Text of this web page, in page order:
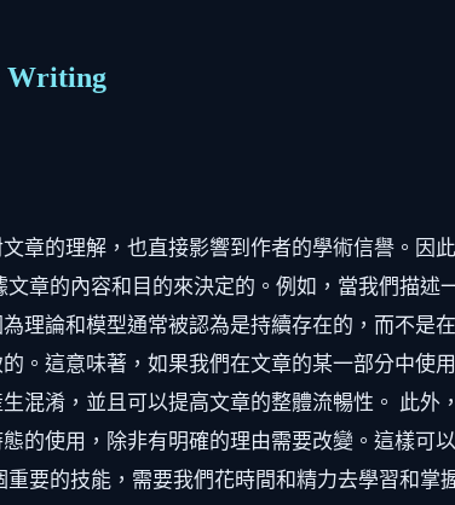
Writing
章的理解，也直接影響到作者的學術信譽。因
章的內容和目的來決定的。例如，當我們描述
理論和模型通常被認為是持續存在的，而不是
。這意味著，如果我們在文章的某一部分中使
混淆，並且可以提高文章的整體流暢性。 此外
的使用，除非有明確的理由需要改變。這樣可
要的技能，需要我們花時間和精力去學習和掌